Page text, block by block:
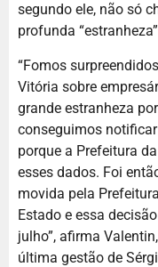
segundo ele, não só
profunda
“Fomos
Vitória sobre
grande estranheza
conseguimos
porque a Prefeitura
esses dados. Foi
movida pela
Estado e essa
julho”, afirma
última gestão de